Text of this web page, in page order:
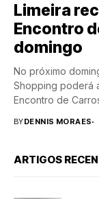
Limeira
Encontro
domingo
No próximo
Shopping poderá
Encontro de
BYDENNIS MORAES
ARTIGOS